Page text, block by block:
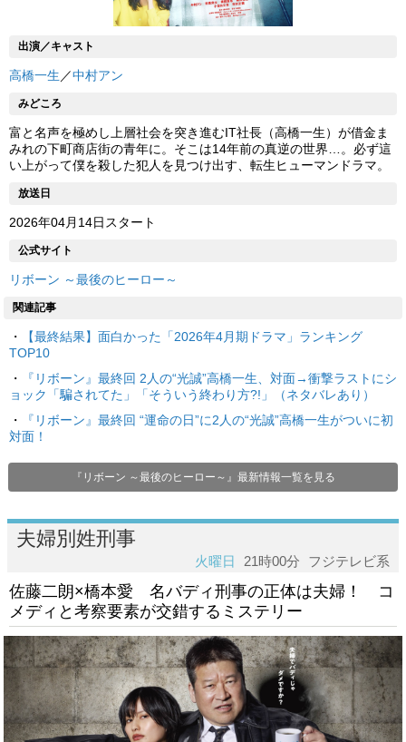
出演／キャスト
高橋一生 ／中村アン
みどころ
富と名声を極めし上層社会を突き進むIT社長（高橋一生）が借金ま
みれの下町商店街の青年に。そこは14年前の真逆の世界…。必ず這
い上がって僕を殺した犯人を見つけ出す、転生ヒューマンドラマ。
放送日
2026年04月14日スタート
公式サイト
リボーン ～最後のヒーロー～
関連記事
・
【最終結果】面白かった「2026年4月期ドラマ」ランキング
TOP10
・
『リボーン』最終回 2人の“光誠”高橋一生、対面→衝撃ラストにシ
ョック「騙されてた」「そういう終わり方?!」（ネタバレあり）
・
『リボーン』最終回 “運命の日”に2人の“光誠”高橋一生がついに初
対面！
『リボーン ～最後のヒーロー～』最新情報一覧を見る
夫婦別姓刑事
火曜日 21時00分 フジテレビ系
佐藤二朗×橋本愛 名バディ刑事の正体は夫婦！ コ
メディと考察要素が交錯するミステリー